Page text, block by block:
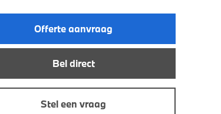
Offerte aanvraag
Bel direct
Stel een vraag